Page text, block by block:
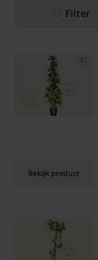
Filter
Bekijk product